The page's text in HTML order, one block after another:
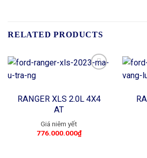
RELATED PRODUCTS
Add to
wishlist
RANGER XLS 2.0L 4X4
AT
776.000.000₫